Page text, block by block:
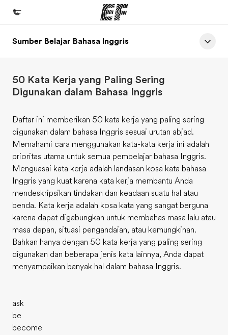
Beranda
Daftar program
Kantor dan sekolah
Kantor terdekat
Tentang kami
Cerita kami
Karir
Bergabung dengan tim kami
Sumber Belajar Bahasa Inggris
50 Kata Kerja yang Paling Sering
Digunakan dalam Bahasa Inggris
Daftar ini memberikan 50 kata kerja yang paling sering
digunakan dalam bahasa Inggris sesuai urutan abjad.
Memahami cara menggunakan kata-kata kerja ini adalah
prioritas utama untuk semua pembelajar bahasa Inggris.
Menguasai kata kerja adalah landasan kosa kata bahasa
Inggris yang kuat karena kata kerja membantu Anda
mendeskripsikan tindakan dan keadaan suatu hal atau
benda. Kata kerja adalah kosa kata yang sangat berguna
karena dapat digabungkan untuk membahas masa lalu atau
masa depan, situasi pengandaian, atau kemungkinan.
Bahkan hanya dengan 50 kata kerja yang paling sering
digunakan dan beberapa jenis kata lainnya, Anda dapat
menyampaikan banyak hal dalam bahasa Inggris.
ask
be
become